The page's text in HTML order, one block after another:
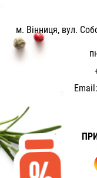
м. Вінниця, вул.
Email: